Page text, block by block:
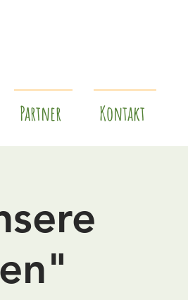
Partner Kontakt